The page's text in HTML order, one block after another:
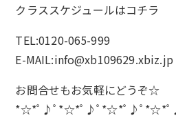
クラススケジュールはコチラ
TEL:0120-065-999
E-MAIL:info@xb109629.xbiz.jp
お問合せもお気軽にどうぞ☆
*☆*ﾟ♪ﾟ*☆*ﾟ♪ﾟ*☆*ﾟ♪ﾟ*☆*ﾟ